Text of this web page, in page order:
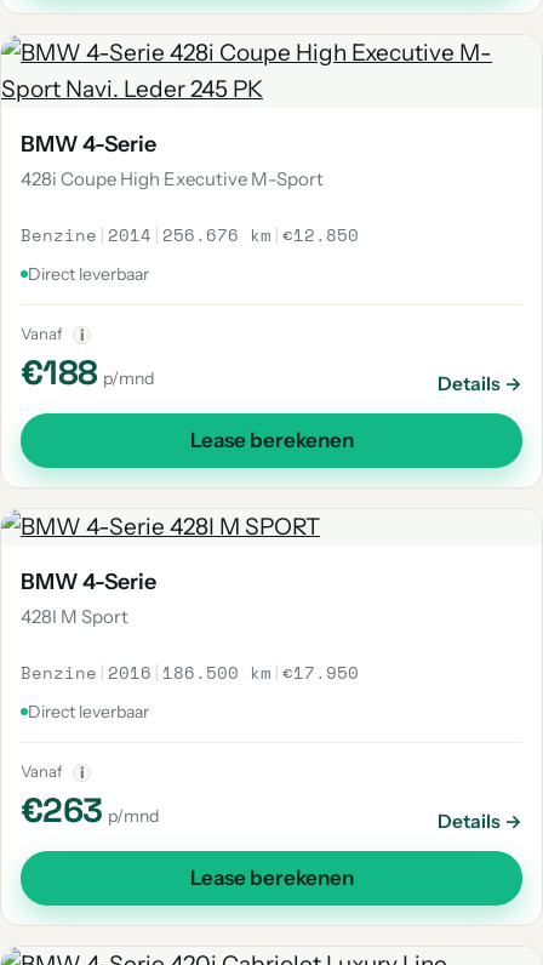
BMW 4-Serie
428i Coupe High Executive M-Sport
Benzine | 2014 | 256.676 km |€12.850
Direct leverbaar
Vanaf i
€188 p/mnd Details →
Lease berekenen
BMW 4-Serie
428I M Sport
Benzine | 2016 | 186.500 km |€17.950
Direct leverbaar
Vanaf i
€263 p/mnd Details →
Lease berekenen